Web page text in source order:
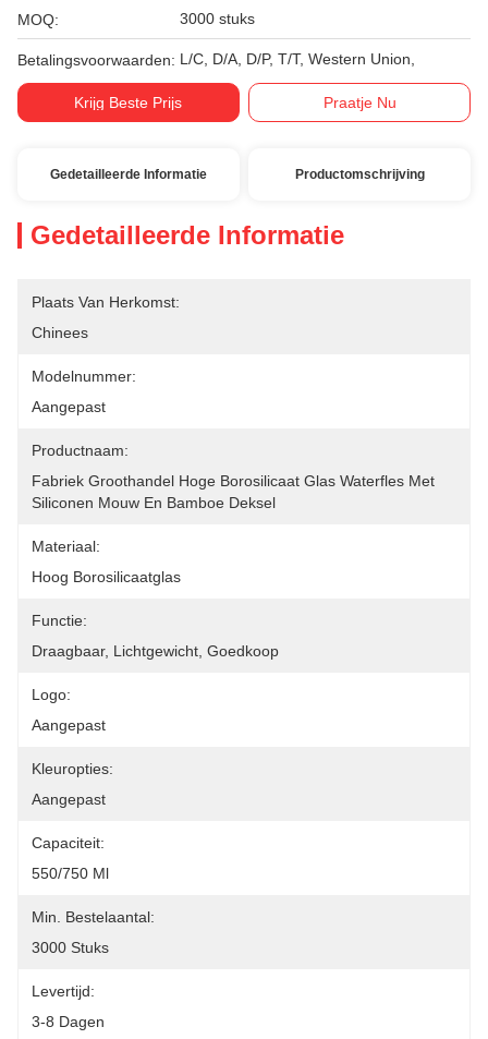
MOQ: 3000 stuks
Betalingsvoorwaarden: L/C, D/A, D/P, T/T, Western Union,
Krijg Beste Prijs Praatje Nu
Gedetailleerde Informatie Productomschrijving
Gedetailleerde Informatie
Plaats Van Herkomst:
Chinees
Modelnummer:
Aangepast
Productnaam:
Fabriek Groothandel Hoge Borosilicaat Glas Waterfles Met
Siliconen Mouw En Bamboe Deksel
Materiaal:
Hoog Borosilicaatglas
Functie:
Draagbaar, Lichtgewicht, Goedkoop
Logo:
Aangepast
Kleuropties:
Aangepast
Capaciteit:
550/750 Ml
Min. Bestelaantal:
3000 Stuks
Levertijd:
3-8 Dagen